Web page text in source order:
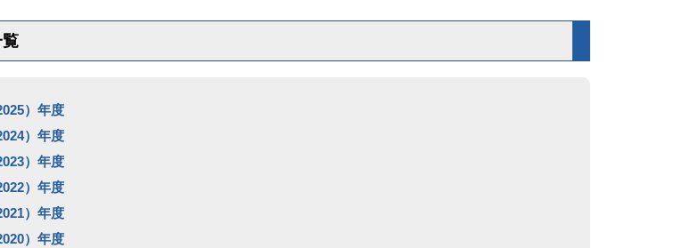
）年度
）年度
）年度
）年度
）年度
）年度